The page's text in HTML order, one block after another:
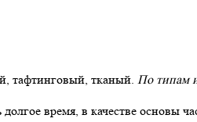
тафтинговый, тканый. По типам
время, в качестве основы